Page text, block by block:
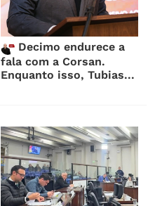
Decimo endurece a
fala com a Corsan.
Enquanto isso, Tubias...